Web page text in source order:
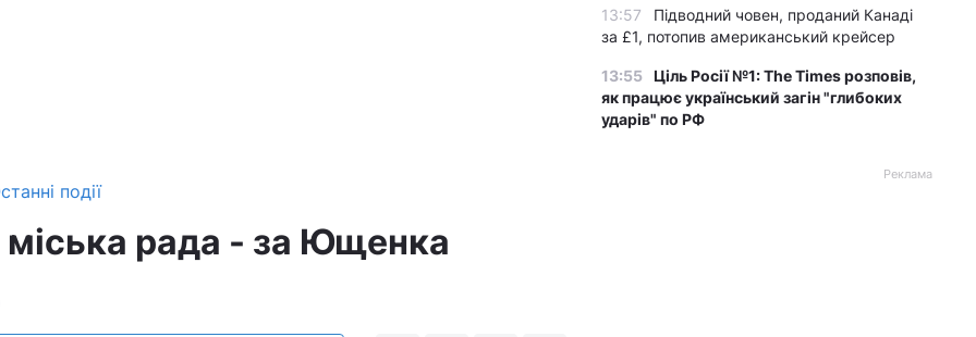
події
міська рада - за Ющенка
13:57
Підводний човен, проданий Канаді
за £1, потопив американський крейсер
13:55 Ціль Росії №1: The Times розповів,
як працює український загін "глибоких
ударів" по РФ
Реклама